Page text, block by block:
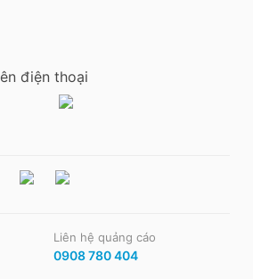
điện thoại
Liên hệ quảng cáo
0908 780 404